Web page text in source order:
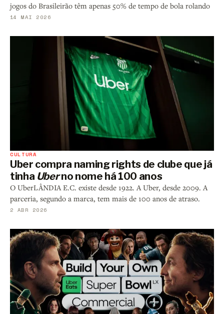
jogos do Brasileirão têm apenas 50% de tempo de bola rolando
14 MAI 2026
CULTURA
Uber compra naming rights de clube que já
tinha Uberno nome há 100 anos
O UberLÂNDIA E.C. existe desde 1922. A Uber, desde 2009. A
parceria, segundo a marca, tem mais de 100 anos de atraso.
2 ABR 2026